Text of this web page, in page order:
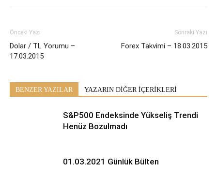
Önceki Yazı
Dolar / TL Yorumu –
17.03.2015
Sonraki Yazı
Forex Takvimi – 18.03.2015
BENZER YAZILAR YAZARIN DİĞER İÇERİKLERİ
S&P500 Endeksinde Yükseliş Trendi
Henüz Bozulmadı
01.03.2021 Günlük Bülten